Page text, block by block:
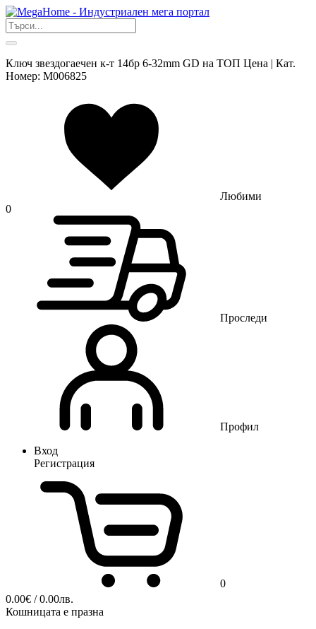
Ключ звездогаечен к-т 14бр 6-32mm GD на ТОП Цена | Кат.
Номер: M006825
Любими
0
Проследи
Профил
Вход
Регистрация
0
0.00€ / 0.00лв.
Кошницата е празна